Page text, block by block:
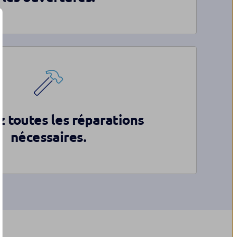
toutes les réparations
nécessaires.